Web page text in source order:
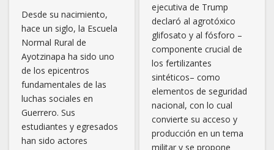
Criminalizan la lucha social con el arresto de Plácido
Galindo: Cipog-EZ
Comienza diálogo con pueblos indígenas sobre la planta
de amoniaco en Sinaloa
Oxcum, amenazada por la minería, un gasoducto y la
ambición inmobiliaria
Fracking en México: estudio advierte los impactos en el
Desde su nacimiento,
hace un siglo, la Escuela
Normal Rural de
Ayotzinapa ha sido uno
de los epicentros
fundamentales de las
luchas sociales en
Guerrero. Sus
estudiantes y egresados
han sido actores
ejecutiva de Trump
declaró al agrotóxico
glifosato y al fósforo –
componente crucial de
los fertilizantes
sintéticos– como
elementos de seguridad
nacional, con lo cual
convierte su acceso y
producción en un tema
militar y se propone